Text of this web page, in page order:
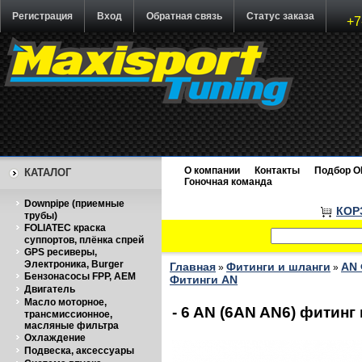
Регистрация Вход Обратная связь Статус заказа
КАТАЛОГ
Downpipe (приемные
трубы)
FOLIATEC краска
суппортов, плёнка спрей
GPS ресиверы,
Электроника, Burger
Бензонасосы FPP, AEM
Двигатель
Масло моторное,
трансмиссионное,
масляные фильтра
Охлаждение
Подвеска, аксессуары
О компании Контакты
Подбор
Гоночная команда
Главная » Фитинги и шланги » AN
Фитинги AN
- 6 AN (6AN AN6)